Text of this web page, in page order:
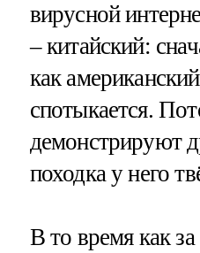
вирусной
– китайский:
как
спотыкается.
демонстрируют
походка у него
В то время как